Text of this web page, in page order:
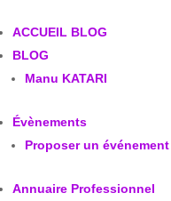
ACCUEIL BLOG
BLOG
Manu KATARI
Évènements
Proposer un événement
Annuaire Professionnel